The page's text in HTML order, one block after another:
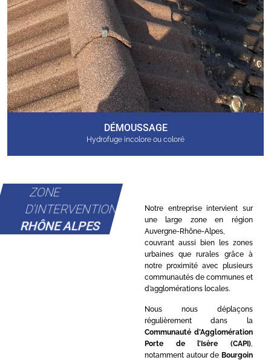
DÉMOUSSAGE
Hydrofuge incolore ou coloré
ZONE
D'INTERVENTION
RHÔNE ALPES
Notre entreprise intervient sur
une large zone en région
Auvergne-Rhône-Alpes,
couvrant aussi bien les zones
urbaines que rurales grâce à
notre proximité avec plusieurs
communautés de communes et
d’agglomérations locales.
Nous nous déplaçons
régulièrement dans la
Communauté d’Agglomération
Porte de l’Isère (CAPI)
notamment autour de Bourgoin